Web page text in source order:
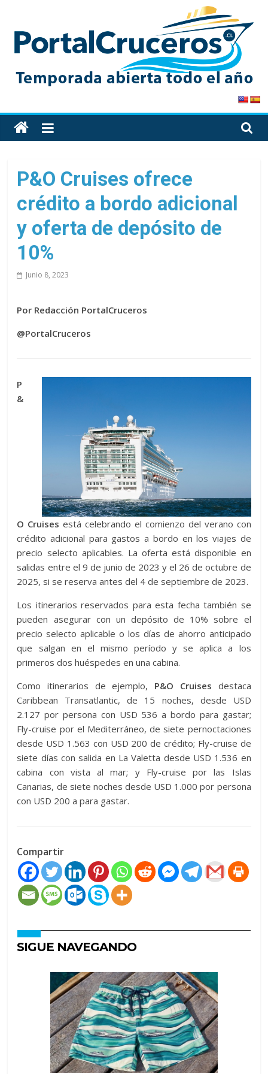
content
PortalCruceros
Toda
la
de
cruceros
en
solo
sitio
P&O Cruises ofrece
crédito a bordo adicional
y oferta de depósito de
10%
Junio 8, 2023
Por Redacción PortalCruceros
@PortalCruceros
P
&
O Cruises está celebrando el comienzo del verano con
crédito adicional para gastos a bordo en los viajes de
precio selecto aplicables. La oferta está disponible en
salidas entre el 9 de junio de 2023 y el 26 de octubre de
2025, si se reserva antes del 4 de septiembre de 2023.
Los itinerarios reservados para esta fecha también se
pueden asegurar con un depósito de 10% sobre el
precio selecto aplicable o los días de ahorro anticipado
que salgan en el mismo período y se aplica a los
primeros dos huéspedes en una cabina.
Como itinerarios de ejemplo, P&O Cruises destaca
Caribbean Transatlantic, de 15 noches, desde USD
2.127 por persona con USD 536 a bordo para gastar;
Fly-cruise por el Mediterráneo, de siete pernoctaciones
desde USD 1.563 con USD 200 de crédito; Fly-cruise de
siete días con salida en La Valetta desde USD 1.536 en
cabina con vista al mar; y Fly-cruise por las Islas
Canarias, de siete noches desde USD 1.000 por persona
con USD 200 a para gastar.
Compartir
SIGUE NAVEGANDO